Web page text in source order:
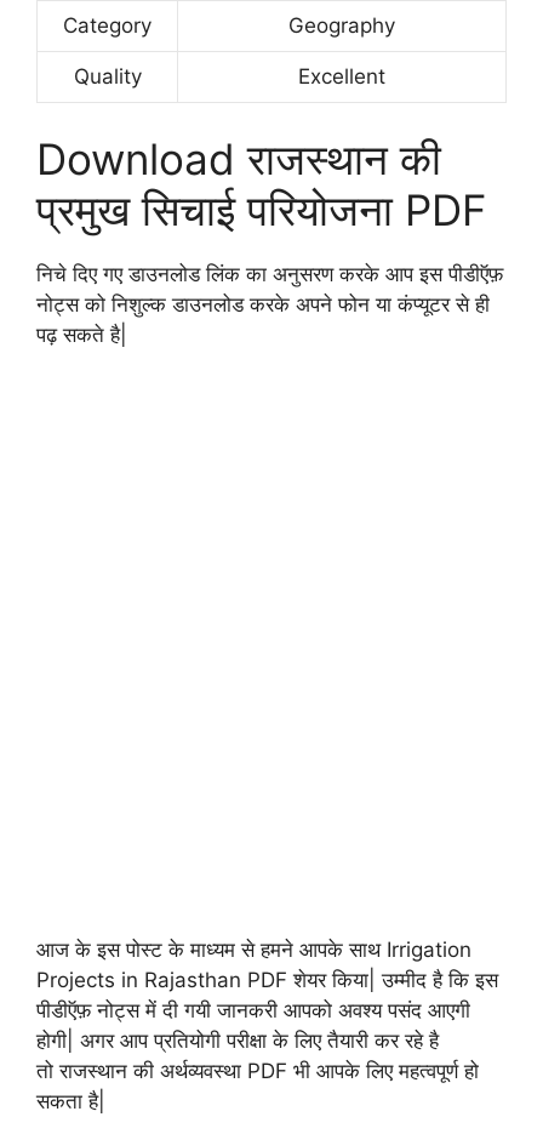
Category Geography
Quality Excellent
Download राजस्थान की
प्रमुख सिचाई परियोजना PDF
निचे दिए गए डाउनलोड लिंक का अनुसरण करके आप इस पीडीऍफ़
नोट्स को निशुल्क डाउनलोड करके अपने फोन या कंप्यूटर से ही
पढ़ सकते है|
आज के इस पोस्ट के माध्यम से हमने आपके साथ Irrigation
Projects in Rajasthan PDF शेयर किया| उम्मीद है कि इस
पीडीऍफ़ नोट्स में दी गयी जानकरी आपको अवश्य पसंद आएगी
होगी| अगर आप प्रतियोगी परीक्षा के लिए तैयारी कर रहे है
तो राजस्थान की अर्थव्यवस्था PDF भी आपके लिए महत्वपूर्ण हो
सकता है|